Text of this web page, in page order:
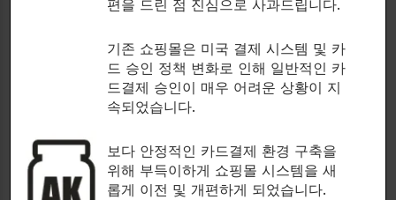
Premium formula for high-
intensity performance!
50.00
90 capsules.
크레아틴 모노하이드레이트
(PharmaPure®) 와 HMB 조합!
Creatine + HMB
243g. Unflavored
편을 드린 점 진심으로 사과드립니다.
기존 쇼핑몰은 미국 결제 시스템 및 카
드 승인 정책 변화로 인해 일반적인 카
드결제 승인이 매우 어려운 상황이 지
속되었습니다.
보다 안정적인 카드결제 환경 구축을
위해 부득이하게 쇼핑몰 시스템을 새
롭게 이전 및 개편하게 되었습니다.